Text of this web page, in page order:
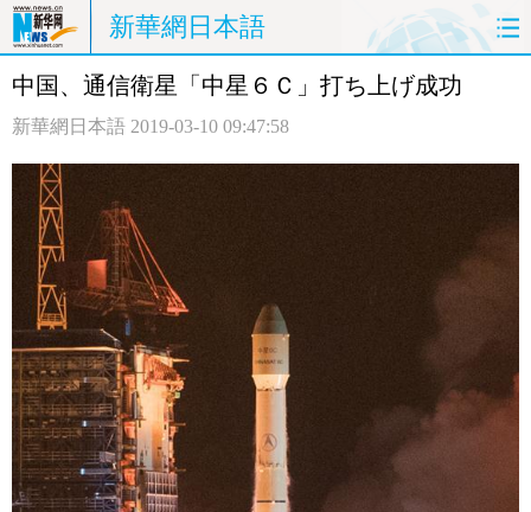
新華網日本語
ホームページ 政治 経済
観光
中日対訳
中国、通信衛星「中星６Ｃ」打ち上げ成功
新華網日本語 2019-03-10 09:47:58